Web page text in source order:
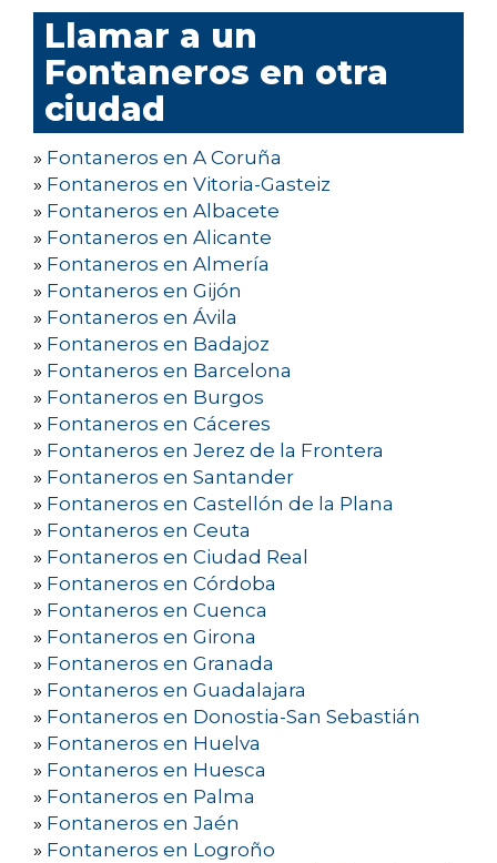
Llamar a un
Fontaneros en otra
ciudad
» Fontaneros en A Coruña
» Fontaneros en Vitoria-Gasteiz
» Fontaneros en Albacete
» Fontaneros en Alicante
» Fontaneros en Almería
» Fontaneros en Gijón
» Fontaneros en Ávila
» Fontaneros en Badajoz
» Fontaneros en Barcelona
» Fontaneros en Burgos
» Fontaneros en Cáceres
» Fontaneros en Jerez de la Frontera
» Fontaneros en Santander
» Fontaneros en Castellón de la Plana
» Fontaneros en Ceuta
» Fontaneros en Ciudad Real
» Fontaneros en Córdoba
» Fontaneros en Cuenca
» Fontaneros en Girona
» Fontaneros en Granada
» Fontaneros en Guadalajara
» Fontaneros en Donostia-San Sebastián
» Fontaneros en Huelva
» Fontaneros en Huesca
» Fontaneros en Palma
» Fontaneros en Jaén
» Fontaneros en Logroño